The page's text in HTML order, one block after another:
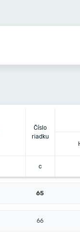
Číslo
riadku
c
65
66